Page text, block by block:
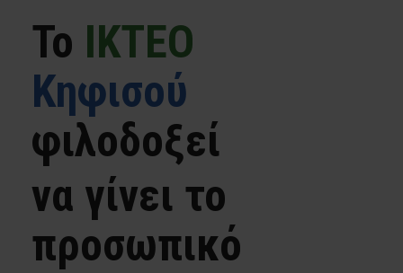
To ΙΚΤΕΟ
Κηφισού
φιλοδοξεί
να γίνει το
προσωπικό